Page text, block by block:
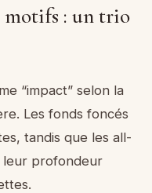
motifs : un trio
“impact” selon la
Les fonds foncés
tandis que les all-
profondeur